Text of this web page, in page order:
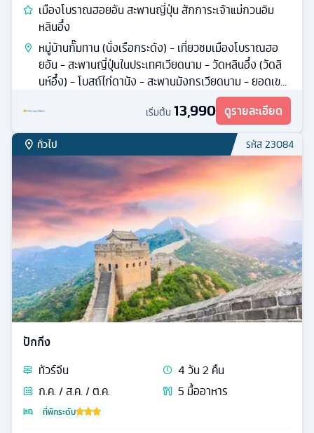
เมืองโบราณฮอยอัน สะพานญี่ปุ่น สักการะเจ้าแม่กวนอิม
หลินอึ๋ง
หมู่บ้านกั๊มทาน (นั่งเรือกระด้ง) - เที่ยวชมเมืองโบราณฮอ
ยอัน - สะพานญี่ปุ่นในประเทศเวียดนาม - วัดหลินอึ๋ง (วัดลิ
นห์อึ๋ง) - โบสถ์ไก่ดานัง - สะพานมังกรเวียดนาม - ยอดเขา
เริ่มต้น 13,990 ดูรายละเอียด
ทั่วไป รหัส23084
ปักกิ่ง
ทัวร์จีน 4วัน2 คืน
ก.ค. / ส.ค. / ต.ค.
5 มื้ออาหาร
ที่พักระดับ